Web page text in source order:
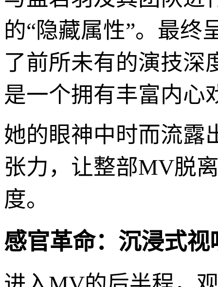
的“隐藏属性”。最终
了前所未有的演技深
是一个拥有丰富内心
她的眼神中时而流露
张力，让整部MV脱
度。
感官革命：沉浸式